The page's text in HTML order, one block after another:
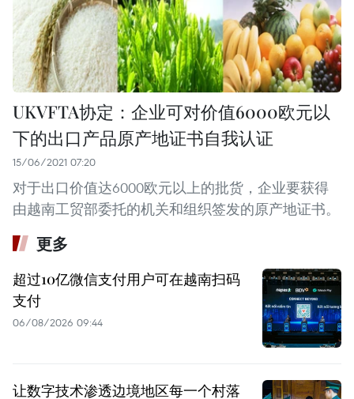
UKVFTA协定：企业可对价值6000欧元以
下的出口产品原产地证书自我认证
15/06/2021 07:20
对于出口价值达6000欧元以上的批货，企业要获得
由越南工贸部委托的机关和组织签发的原产地证书。
更多
超过10亿微信支付用户可在越南扫码
支付
06/08/2026 09:44
让数字技术渗透边境地区每一个村落